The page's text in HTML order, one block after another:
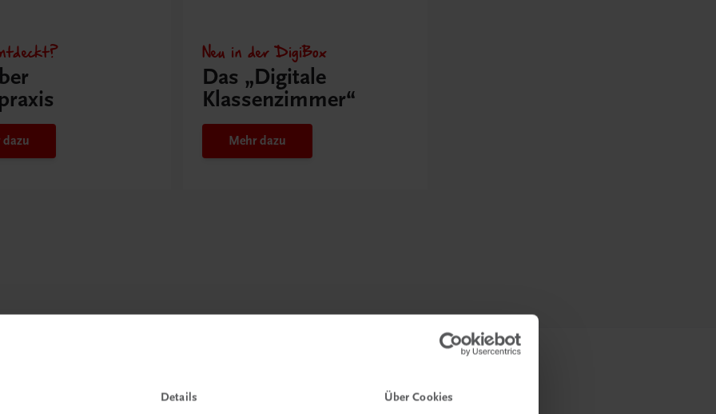
Details Über Cookies
dazu
Neu in der DigiBox
Das „Digitale
Klassenzimmer“
Mehr dazu